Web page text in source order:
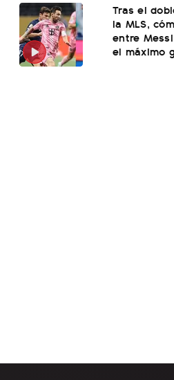
Tras el
la MLS,
entre
el máximo